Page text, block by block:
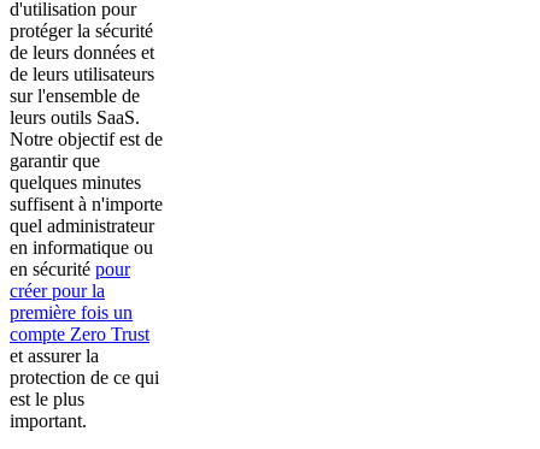
d'utilisation pour
protéger la sécurité
de leurs données et
de leurs utilisateurs
sur l'ensemble de
leurs outils SaaS.
Notre objectif est de
garantir que
quelques minutes
suffisent à n'importe
quel administrateur
en informatique ou
en sécurité pour
créer pour la
première fois un
compte Zero Trust
et assurer la
protection de ce qui
est le plus
important.